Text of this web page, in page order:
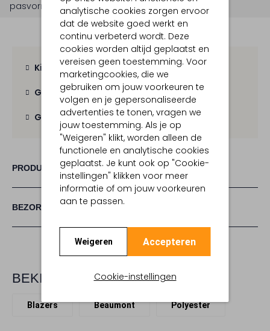
analytische cookies zorgen ervoor
dat de website goed werkt en
continu verbeterd wordt. Deze
cookies worden altijd geplaatst en
vereisen geen toestemming. Voor
marketingcookies, die we
gebruiken om jouw voorkeuren te
volgen en je gepersonaliseerde
advertenties te tonen, vragen we
jouw toestemming. Als je op
"Weigeren" klikt, worden alleen de
functionele en analytische cookies
geplaatst. Je kunt ook op "Cookie-
instellingen" klikken voor meer
informatie of om jouw voorkeuren
aan te passen.
Weigeren Accepteren
Cookie-instellingen
pasvorm is regular fit.
Kies zelf je bezorgmoment
Gratis verzending vanaf € 100,-
Gratis retourbinnen 30 dagen
PRODUCT INFORMATIE
BEZORGEN & RETOURNEREN
BEKIJK MEER
Blazers Beaumont Polyester